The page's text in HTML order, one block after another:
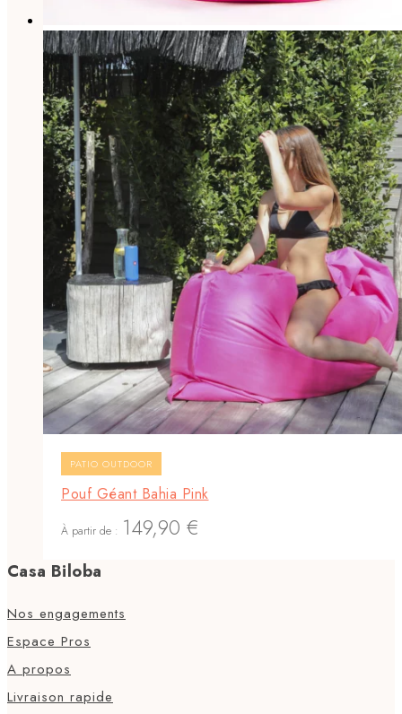
PATIO OUTDOOR
Pouf Géant Bahia Pink
À partir de : 149,90 €
Casa Biloba
Nos engagements
Espace Pros
A propos
Livraison rapide